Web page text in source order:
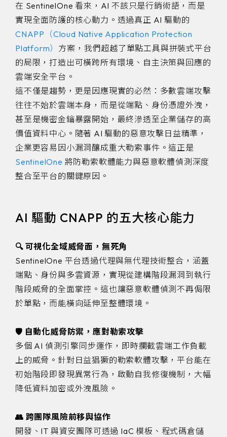
在 SentinelOne 看來，AI 不該只是行銷術語，而是
實現全面防護的核心動力。透過真正 AI 驅動的
CNAPP（Cloud Native Application Protection
Platform） 方案，我們超越了單點工具與拼裝式平台
的局限，打造出可橫跨所有環境、自主決策與回應的
雲端安全平台。
這不僅是趨勢，更是因應現實的必然：多數雲端攻擊
往往不始於雲端本身，而是從端點、身份憑證外洩，
甚至是機密金鑰暴露開始，最終滲透至企業儲存的高
價值資料中心。隨著 AI 驅動的惡意攻擊日益精準，
企業更容易因小漏洞釀成重大勒索事件。這正是
SentinelOne 將防勒索軟體能力與惡意軟體偵測深度
整合至平台的關鍵原因。
AI 驅動 CNAPP 的五大核心能力
🔍 可視化全域威脅面，無死角
SentinelOne 平台透過代理與無代理技術整合，涵蓋
端點、身份與多雲資源，實現從建構階段漏洞到執行
階段威脅的全面掌控。這也讓惡意軟體偵測不再侷限
於單點，而能橫向延伸至整體環境。
🛡️ 自動化威脅防禦，應對勒索攻擊
多個 AI 偵測引擎同步運作，即時攔截雲端工作負載
上的威脅。針對日益猖獗的勒索軟體攻擊，平台能在
初始階段即發現異常行為，啟動自我修復機制，大幅
降低資料加密或外洩風險。
👥 跨團隊風險前移與協作
開發、IT 與資安團隊可透過 IaC 模板、程式碼倉儲